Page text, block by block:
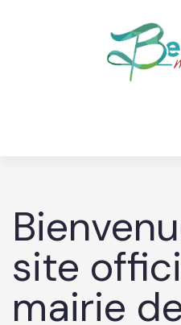
site
mairie